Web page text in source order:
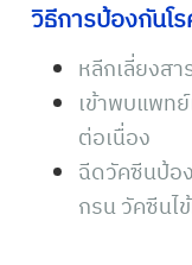
วิธีการป้องกันโ
หลีกเลี่ยงส
เข้าพบแพท
ต่อเนื่อง
ฉีดวัคซีนป้อ
กรน วัคซีนไ